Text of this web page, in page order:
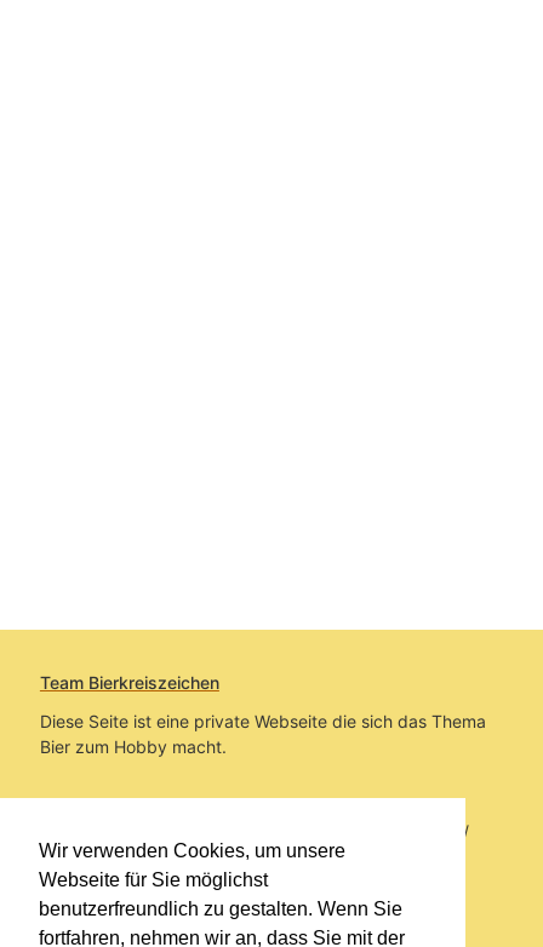
Wir verwenden Cookies, um unsere
Webseite für Sie möglichst
benutzerfreundlich zu gestalten. Wenn Sie
fortfahren, nehmen wir an, dass Sie mit der
Team Bierkreiszeichen
Diese Seite ist eine private Webseite die sich das Thema
Bier zum Hobby macht.
Sie befinden sich auf https://www.bierkreiszeichen.at/
im Pfad:Bierkreiszeichen/Gesammelte Biere
Erstellt: 2026-08-10